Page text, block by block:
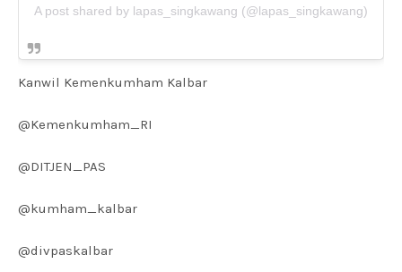
A post shared by lapas_singkawang (@lapas_singkawang)
Kanwil Kemenkumham Kalbar
@Kemenkumham_RI
@DITJEN_PAS
@kumham_kalbar
@divpaskalbar